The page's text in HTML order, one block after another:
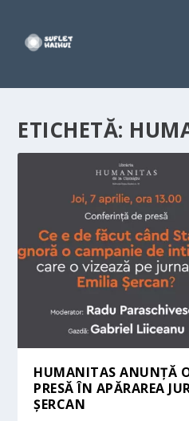
ETICHETĂ:
HUMANITAS ANUNȚĂ
PRESĂ ÎN APĂRAREA
ȘERCAN